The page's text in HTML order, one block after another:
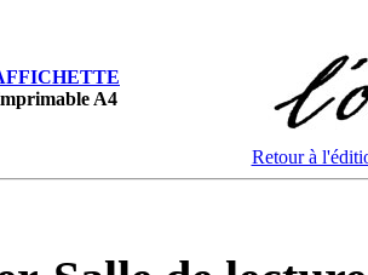
A4
Retour à